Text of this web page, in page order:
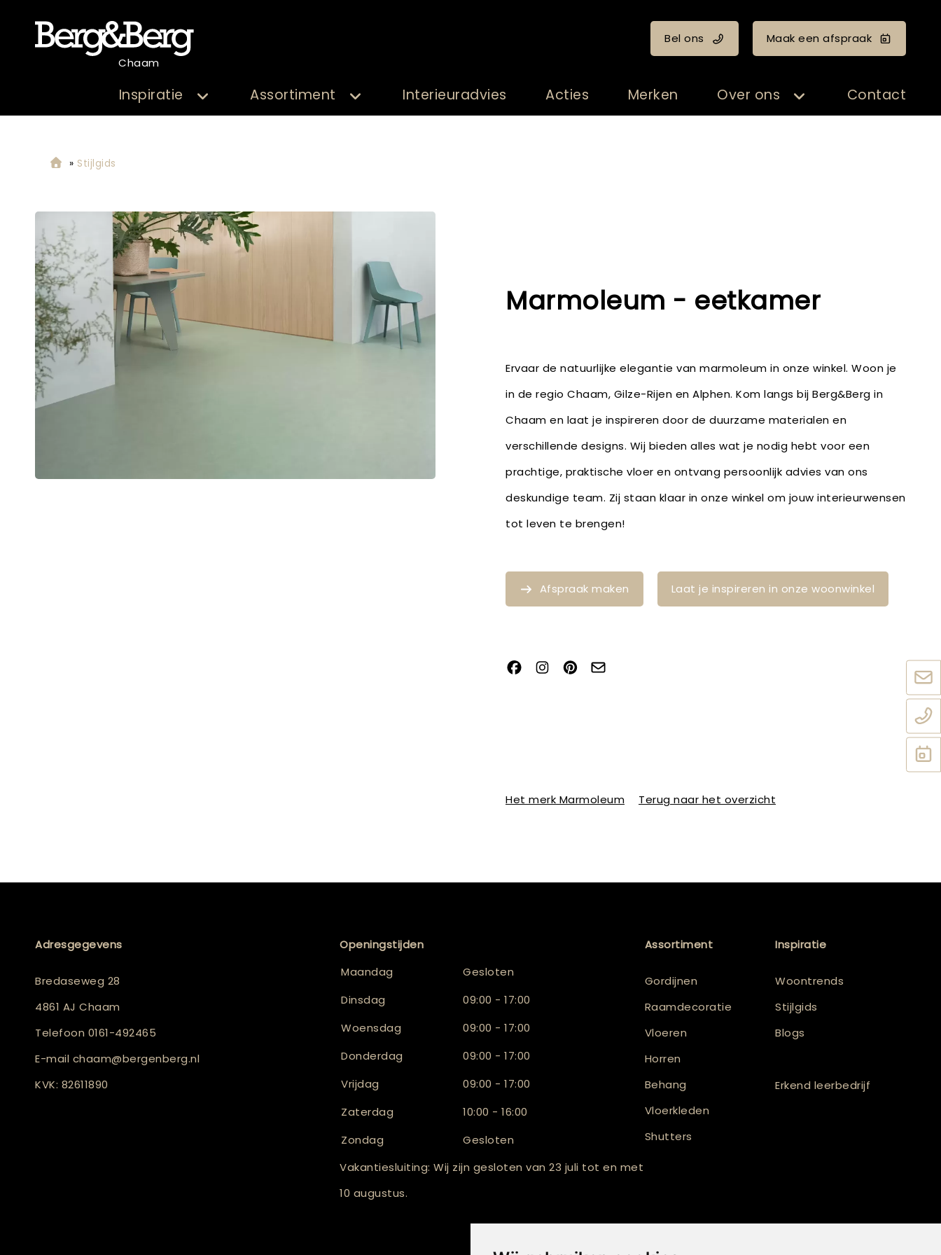
Chaam
Bel ons Maak een afspraak
Inspiratie Assortiment Interieuradvies Acties Merken Over ons Contact
» Stijlgids
Marmoleum - eetkamer
Ervaar de natuurlijke elegantie van marmoleum in onze winkel. Woon je
in de regio Chaam, Gilze-Rijen en Alphen. Kom langs bij Berg&Berg in
Chaam en laat je inspireren door de duurzame materialen en
verschillende designs. Wij bieden alles wat je nodig hebt voor een
prachtige, praktische vloer en ontvang persoonlijk advies van ons
deskundige team. Zij staan klaar in onze winkel om jouw interieurwensen
tot leven te brengen!
Afspraak maken Laat je inspireren in onze woonwinkel
Het merk Marmoleum Terug naar het overzicht
Adresgegevens
Bredaseweg 28
4861 AJ Chaam
Telefoon 0161-492465
E-mail chaam@bergenberg.nl
KVK: 82611890
Openingstijden
Maandag
Gesloten
Dinsdag
09:00 - 17:00
Woensdag
09:00 - 17:00
Donderdag
09:00 - 17:00
Vrijdag
09:00 - 17:00
Zaterdag
10:00 - 16:00
Zondag
Gesloten
Vakantiesluiting: Wij zijn gesloten van 23 juli tot en met
10 augustus.
Assortiment
Gordijnen
Raamdecoratie
Vloeren
Horren
Behang
Vloerkleden
Shutters
Inspiratie
Woontrends
Stijlgids
Blogs
Erkend leerbedrijf